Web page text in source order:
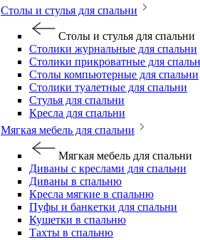
Столы и стулья для спальни
Столы и стулья для спальни
Столики журнальные для спальни
Столики прикроватные для
Столы компьютерные для спальни
Столики туалетные для спальни
Стулья для спальни
Кресла для спальни
Мягкая мебель для спальни
Мягкая мебель для спальни
Диваны с креслами для спальни
Диваны в спальню
Кресла мягкие в спальню
Пуфы и банкетки для спальни
Кушетки в спальню
Тахты в спальню